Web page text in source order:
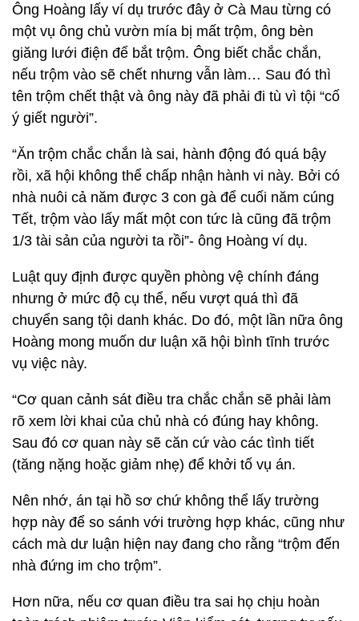
Ông Hoàng lấy ví dụ trước đây ở Cà Mau từng có
một vụ ông chủ vườn mía bị mất trộm, ông bèn
giăng lưới điện để bắt trộm. Ông biết chắc chắn,
nếu trộm vào sẽ chết nhưng vẫn làm… Sau đó thì
tên trộm chết thật và ông này đã phải đi tù vì tội “cố
ý giết người”.
“Ăn trộm chắc chắn là sai, hành động đó quá bậy
rồi, xã hội không thể chấp nhận hành vi này. Bởi có
nhà nuôi cả năm được 3 con gà để cuối năm cúng
Tết, trộm vào lấy mất một con tức là cũng đã trộm
1/3 tài sản của người ta rồi”- ông Hoàng ví dụ.
Luật quy định được quyền phòng vệ chính đáng
nhưng ở mức độ cụ thể, nếu vượt quá thì đã
chuyển sang tội danh khác. Do đó, một lần nữa ông
Hoàng mong muốn dư luận xã hội bình tĩnh trước
vụ việc này.
“Cơ quan cảnh sát điều tra chắc chắn sẽ phải làm
rõ xem lời khai của chủ nhà có đúng hay không.
Sau đó cơ quan này sẽ căn cứ vào các tình tiết
(tăng nặng hoặc giảm nhẹ) để khởi tố vụ án.
Nên nhớ, án tại hồ sơ chứ không thể lấy trường
hợp này để so sánh với trường hợp khác, cũng như
cách mà dư luận hiện nay đang cho rằng “trộm đến
nhà đứng im cho trộm”.
Hơn nữa, nếu cơ quan điều tra sai họ chịu hoàn